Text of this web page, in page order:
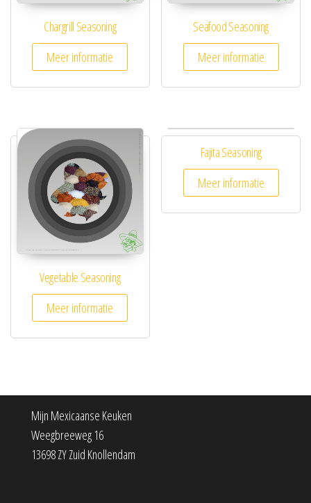
Chargrill Seasoning
Meer informatie
Seafood Seasoning
Meer informatie
Vegetable Seasoning
Meer informatie
Fajita Seasoning
Meer informatie
Mijn Mexicaanse Keuken
Weegbreeweg 16
13698 ZY Zuid Knollendam